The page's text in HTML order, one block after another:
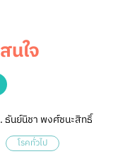
ใจ
โรคทั่วไป